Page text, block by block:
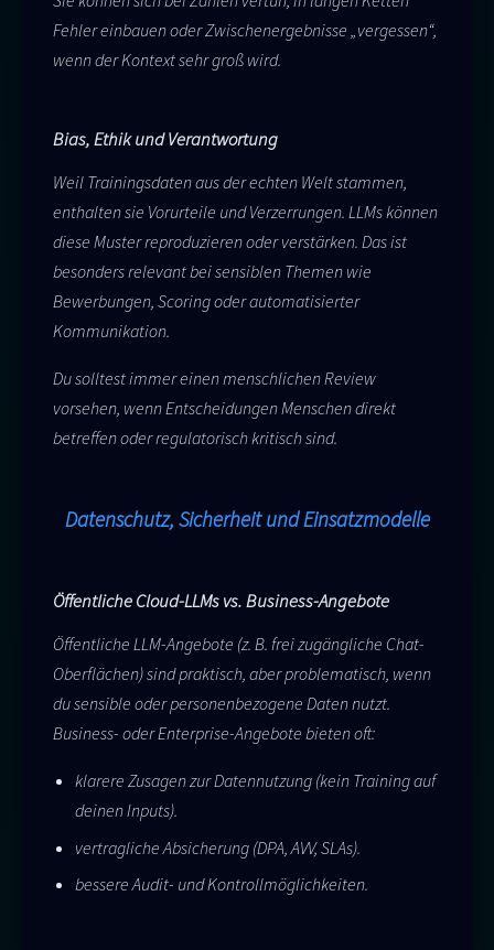
Fehler einbauen oder Zwischenergebnisse „vergessen“,
wenn der Kontext sehr groß wird.
Bias, Ethik und Verantwortung
Weil Trainingsdaten aus der echten Welt stammen,
enthalten sie Vorurteile und Verzerrungen. LLMs können
diese Muster reproduzieren oder verstärken. Das ist
besonders relevant bei sensiblen Themen wie
Bewerbungen, Scoring oder automatisierter
Kommunikation.
Du solltest immer einen menschlichen Review
vorsehen, wenn Entscheidungen Menschen direkt
betreffen oder regulatorisch kritisch sind.
Datenschutz, Sicherheit und Einsatzmodelle
Öffentliche Cloud-LLMs vs. Business-Angebote
Öffentliche LLM-Angebote (z. B. frei zugängliche Chat-
Oberflächen) sind praktisch, aber problematisch, wenn
du sensible oder personenbezogene Daten nutzt.
Business- oder Enterprise-Angebote bieten oft:
klarere Zusagen zur Datennutzung (kein Training auf
deinen Inputs).
vertragliche Absicherung (DPA, AVV, SLAs).
bessere Audit- und Kontrollmöglichkeiten.